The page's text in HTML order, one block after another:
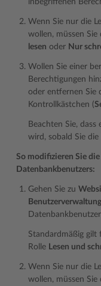
inbegriffenen
Wenn Sie nur die
wollen, müssen Sie
lesen oder Nur
Wollen Sie einer
Berechtigungen
oder entfernen Sie
Kontrollkästchen (
Beachten Sie, dass
wird, sobald Sie
So modifizieren Sie
Datenbankbenutzers:
Gehen Sie zu
Benutzerverwaltung
Standardmäßig gilt
Rolle Lesen und
Wenn Sie nur die
wollen, müssen Sie